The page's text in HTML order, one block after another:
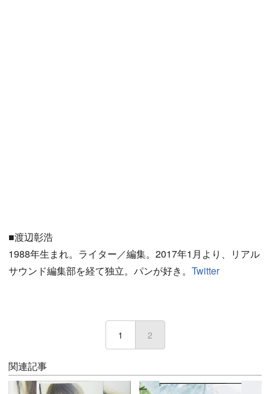
■渡辺彰浩
1988年生まれ。ライター／編集。2017年1月より、リアル
サウンド編集部を経て独立。パンが好き。 Twitter
1 2
関連記事